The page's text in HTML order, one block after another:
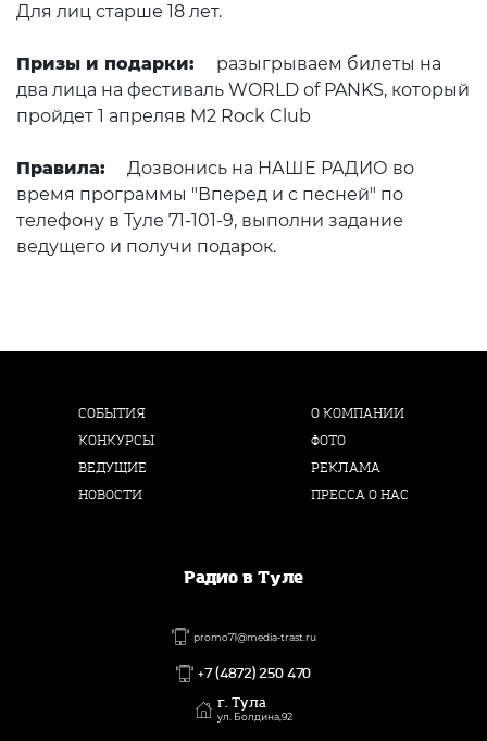
Для лиц старше 18 лет.
Призы и подарки:
разыгрываем билеты на
два лица на фестиваль WORLD of PANKS, который
пройдет 1 апреляв M2 Rock Club
Правила:
Дозвонись на НАШЕ РАДИО во
время программы "Вперед и с песней" по
телефону в Туле 71-101-9, выполни задание
ведущего и получи подарок.
СОБЫТИЯ
КОНКУРСЫ
ВЕДУЩИЕ
НОВОСТИ
О КОМПАНИИ
ФОТО
РЕКЛАМА
ПРЕССА О НАС
Радио в Туле
promo71@media-trast.ru
+7 (4872) 250 470
г. Тула
ул. Болдина,92